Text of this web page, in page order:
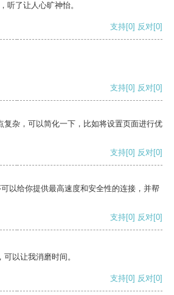
听了让人心旷神怡。
支持[0] 反对[0]
支持[0] 反对[0]
复杂，可以简化一下，比如将设置页面进行优
支持[0] 反对[0]
以给你提供最高速度和安全性的连接，并帮
支持[0] 反对[0]
以让我消磨时间。
支持[0] 反对[0]